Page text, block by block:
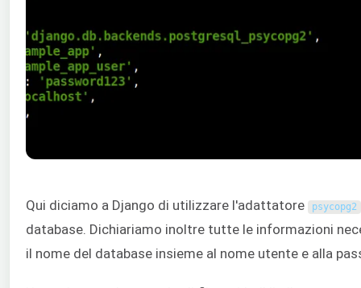
Qui diciamo a Django di utilizzare l'adattatore psycopg2
database. Dichiariamo inoltre tutte le informazioni
il nome del database insieme al nome utente e alla